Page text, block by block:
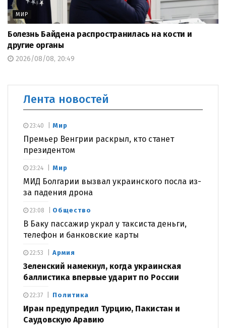
МИР
Болезнь Байдена распространилась на кости и
другие органы
2026/08/08, 20:49
Лента новостей
Мир
Премьер Венгрии раскрыл, кто станет
президентом
23:40
Мир
МИД Болгарии вызвал украинского посла из-
за падения дрона
23:24
Общество
В Баку пассажир украл у таксиста деньги,
телефон и банковские карты
23:08
Армия
Зеленский намекнул, когда украинская
баллистика впервые ударит по России
22:53
Политика
Иран предупредил Турцию, Пакистан и
Саудовскую Аравию
22:37